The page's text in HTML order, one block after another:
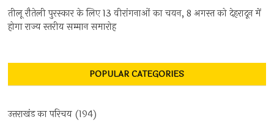
तीलू रौतेली पुरस्कार के लिए 13 वीरांगनाओं का चयन, 8 अगस्त को देहरादून में
होगा राज्य स्तरीय सम्मान समारोह
POPULAR CATEGORIES
उत्तराखंड का परिचय (194)